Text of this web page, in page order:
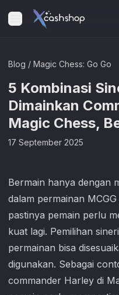
Blog / Magic Chess: Go Go
5 Kombinasi
Dimainkan
Magic Chess,
17 September 2025
Bermain hanya dengan
dalam permainan
pastinya pemain perlu
kuat lagi. Pemilihan
permainan bisa
digunakan. Sebagai
commander Harley di